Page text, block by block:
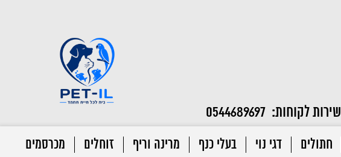
שירות לקוחות: 0544689697
חתולים דגי נוי בעלי כנף מרינה וריף זוחלים מכרסמים